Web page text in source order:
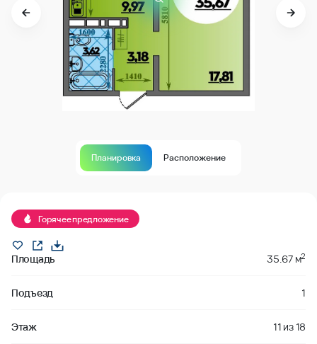
Планировка Расположение
Горячее предложение
Площадь 35.67 м2
Подъезд 1
Этаж 11 из18